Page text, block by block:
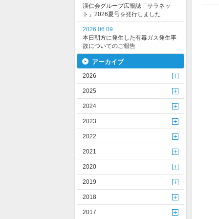
渓仁会グループ広報誌「サラネッ
ト」2026夏号を発行しました
2026.06.09
本日朝方に発生した有毒ガス発生事
故についてのご報告
アーカイブ
2026
2025
2024
2023
2022
2021
2020
2019
2018
2017